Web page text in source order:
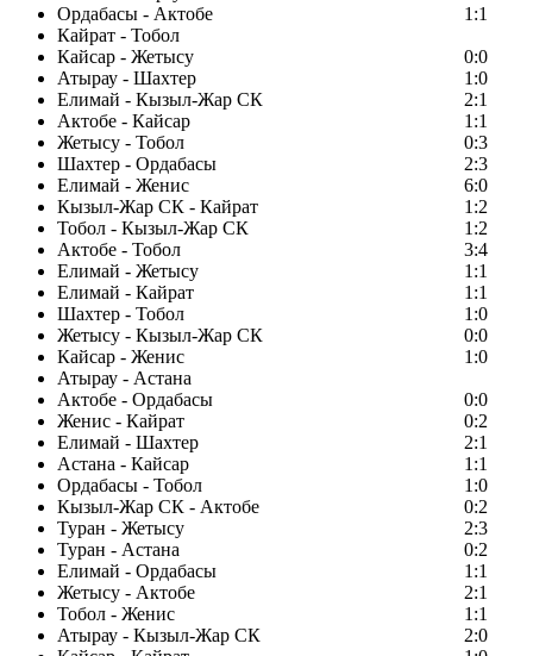
Ордабасы - Актобе
1:1
Кайрат - Тобол
Кайсар - Жетысу
0:0
Атырау - Шахтер
1:0
Елимай - Кызыл-Жар СК
2:1
Актобе - Кайсар
1:1
Жетысу - Тобол
0:3
Шахтер - Ордабасы
2:3
Елимай - Женис
6:0
Кызыл-Жар СК - Кайрат
1:2
Тобол - Кызыл-Жар СК
1:2
Актобе - Тобол
3:4
Елимай - Жетысу
1:1
Елимай - Кайрат
1:1
Шахтер - Тобол
1:0
Жетысу - Кызыл-Жар СК
0:0
Кайсар - Женис
1:0
Атырау - Астана
Актобе - Ордабасы
0:0
Женис - Кайрат
0:2
Елимай - Шахтер
2:1
Астана - Кайсар
1:1
Ордабасы - Тобол
1:0
Кызыл-Жар СК - Актобе
0:2
Туран - Жетысу
2:3
Туран - Астана
0:2
Елимай - Ордабасы
1:1
Жетысу - Актобе
2:1
Тобол - Женис
1:1
Атырау - Кызыл-Жар СК
2:0